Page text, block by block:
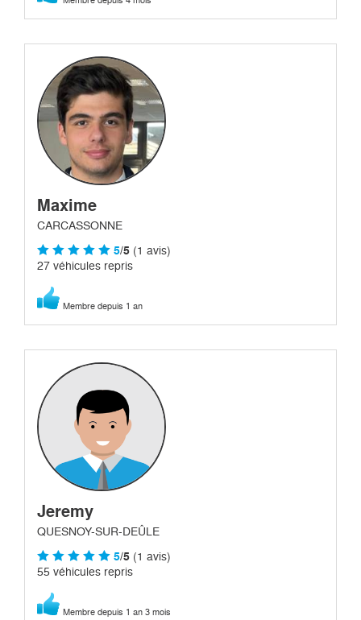
Maxime
CARCASSONNE
5/5 (1 avis)
27 véhicules repris
Membre depuis 1 an
Jeremy
QUESNOY-SUR-DEÛLE
5/5 (1 avis)
55 véhicules repris
Membre depuis 1 an 3 mois